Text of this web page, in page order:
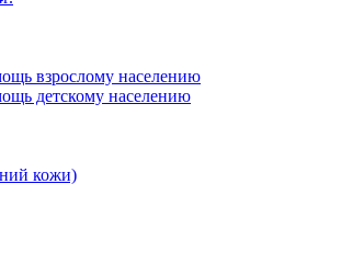
взрослому населению
детскому населению
кожи)